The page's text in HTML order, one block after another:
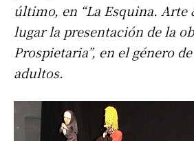
último, en “La Esquina. Arte
lugar la presentación de la
Prospietaria”, en el género
adultos.